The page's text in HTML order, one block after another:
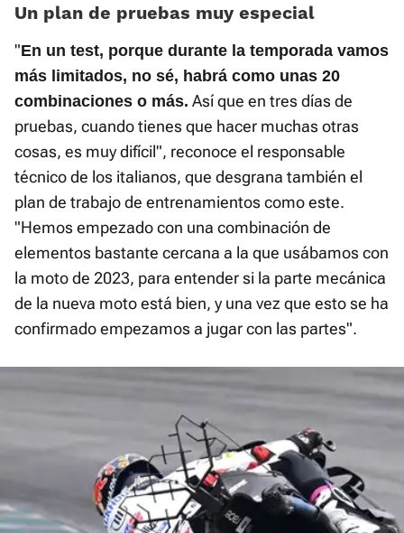
Un plan de pruebas muy especial
"En un test, porque durante la temporada vamos
más limitados, no sé, habrá como unas 20
combinaciones o más. Así que en tres días de
pruebas, cuando tienes que hacer muchas otras
cosas, es muy difícil", reconoce el responsable
técnico de los italianos, que desgrana también el
plan de trabajo de entrenamientos como este.
"Hemos empezado con una combinación de
elementos bastante cercana a la que usábamos con
la moto de 2023, para entender si la parte mecánica
de la nueva moto está bien, y una vez que esto se ha
confirmado empezamos a jugar con las partes".